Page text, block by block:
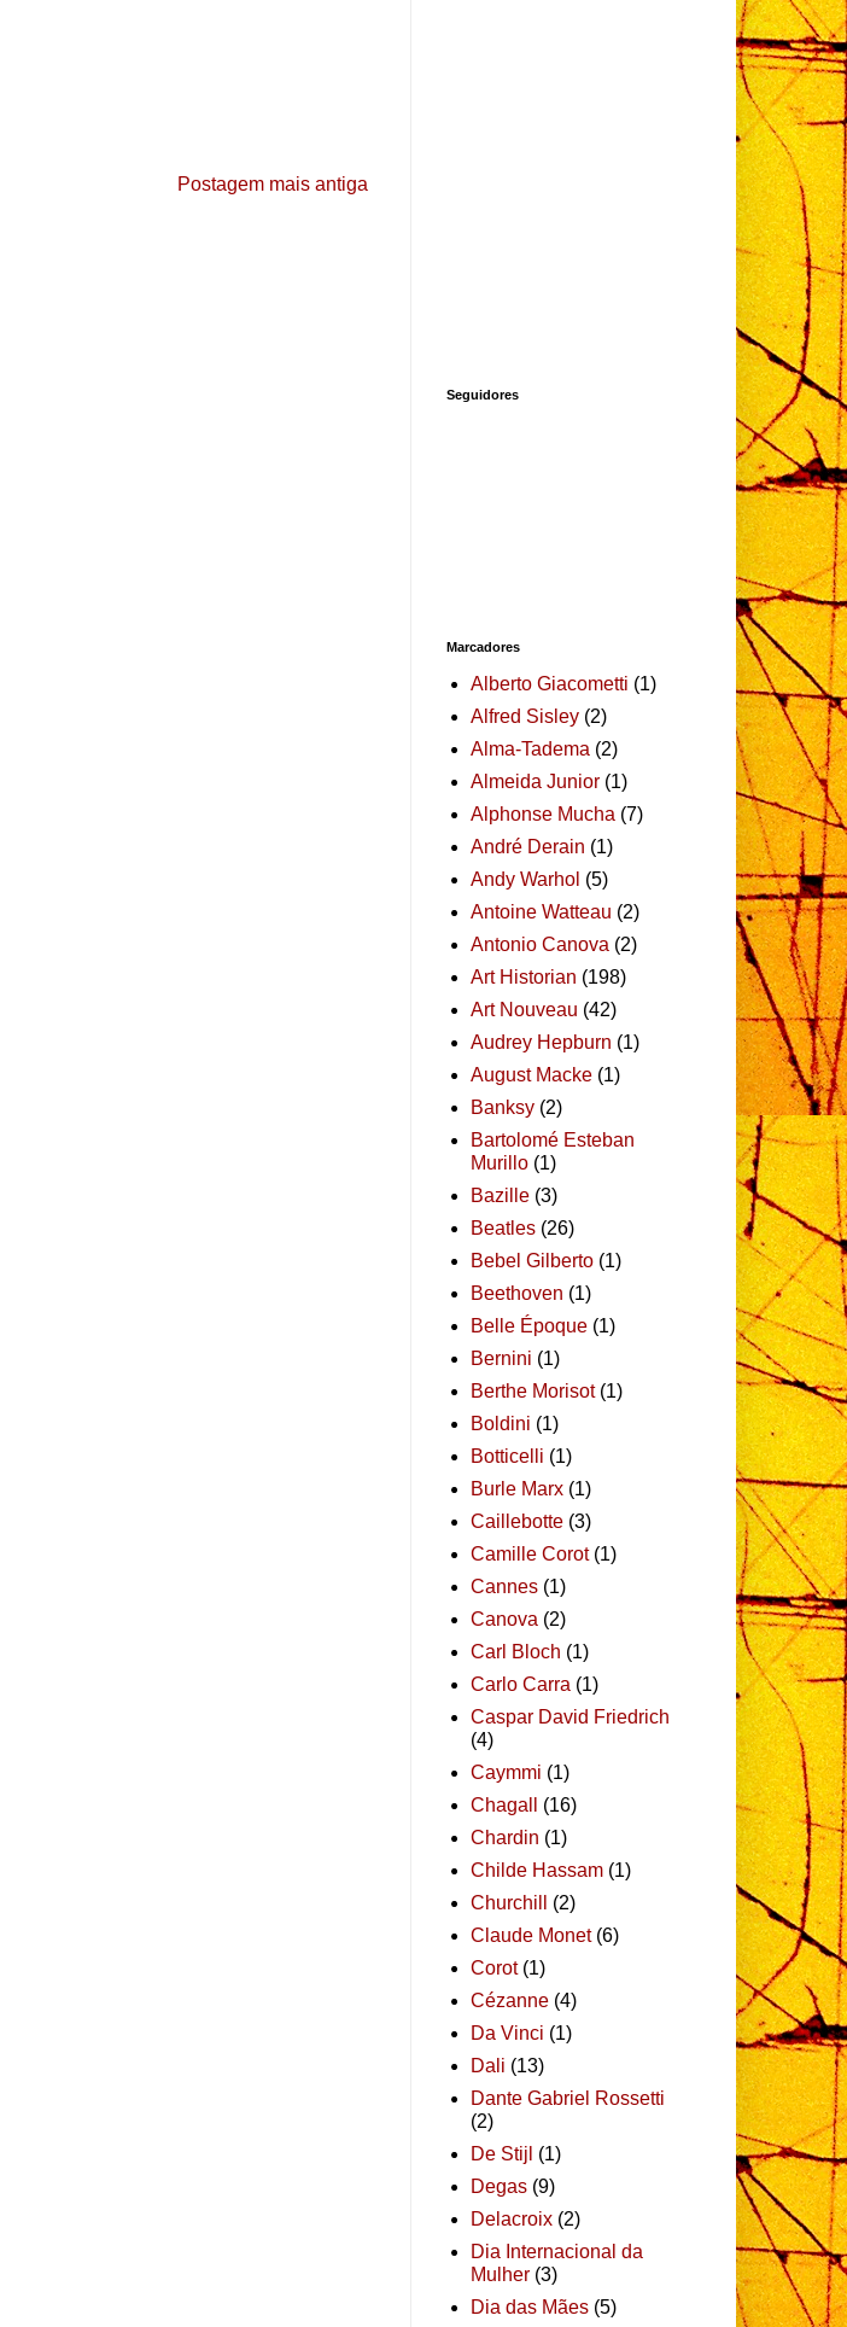
Postagem mais antiga
Seguidores
Marcadores
Alberto Giacometti (1)
Alfred Sisley (2)
Alma-Tadema (2)
Almeida Junior (1)
Alphonse Mucha (7)
André Derain (1)
Andy Warhol (5)
Antoine Watteau (2)
Antonio Canova (2)
Art Historian (198)
Art Nouveau (42)
Audrey Hepburn (1)
August Macke (1)
Banksy (2)
Bartolomé Esteban
Murillo (1)
Bazille (3)
Beatles (26)
Bebel Gilberto (1)
Beethoven (1)
Belle Époque (1)
Bernini (1)
Berthe Morisot (1)
Boldini (1)
Botticelli (1)
Burle Marx (1)
Caillebotte (3)
Camille Corot (1)
Cannes (1)
Canova (2)
Carl Bloch (1)
Carlo Carra (1)
Caspar David Friedrich
(4)
Caymmi (1)
Chagall
(16)
Chardin (1)
Childe Hassam (1)
Churchill
(2)
Claude Monet (6)
Corot (1)
Cézanne (4)
Da Vinci (1)
Dali (13)
Dante Gabriel Rossetti
(2)
De Stijl (1)
Degas (9)
Delacroix (2)
Dia Internacional da
Mulher (3)
Dia das Mães (5)